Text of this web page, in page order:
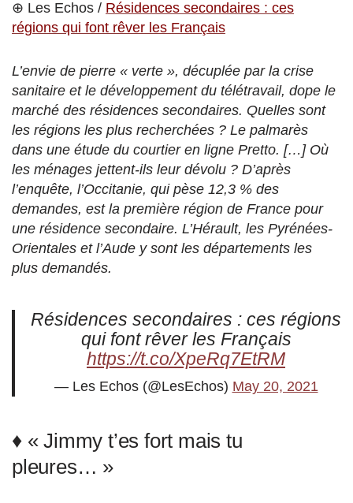
⊕ Les Echos / Résidences secondaires : ces
régions qui font rêver les Français
L’envie de pierre « verte », décuplée par la crise
sanitaire et le développement du télétravail, dope le
marché des résidences secondaires. Quelles sont
les régions les plus recherchées ? Le palmarès
dans une étude du courtier en ligne Pretto. […] Où
les ménages jettent-ils leur dévolu ? D’après
l’enquête, l’Occitanie, qui pèse 12,3 % des
demandes, est la première région de France pour
une résidence secondaire. L’Hérault, les Pyrénées-
Orientales et l’Aude y sont les départements les
plus demandés.
Résidences secondaires : ces régions
qui font rêver les Français
https://t.co/XpeRq7EtRM
— Les Echos (@LesEchos) May 20, 2021
♦ « Jimmy t’es fort mais tu
pleures… »